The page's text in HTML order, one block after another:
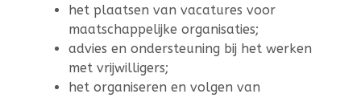
het plaatsen van vacatures voor
maatschappelijke organisaties;
advies en ondersteuning bij het werken
met vrijwilligers;
het organiseren en volgen van